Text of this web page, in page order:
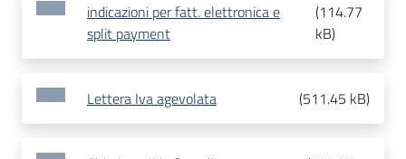
indicazioni per fatt. elettronica e
split payment
(114.77
kB)
Lettera Iva agevolata (511.45 kB)